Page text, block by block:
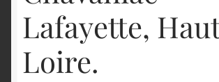
Lafayette,
Loire.